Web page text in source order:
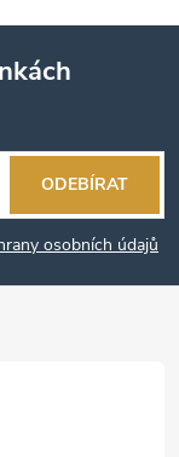
osobních údajů
ODEBÍRAT